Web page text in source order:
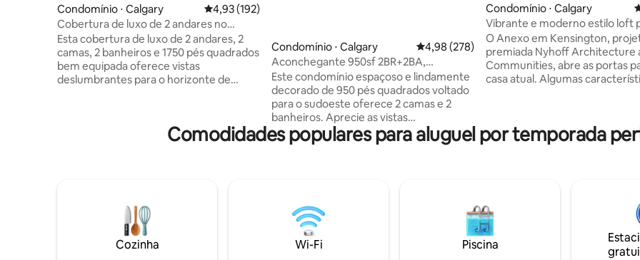
Condomínio ⋅ Calgary 4,93 de uma avaliação média de 5, 192 avaliações
4,93 (192)
Cobertura de luxo de 2 andares no
centro de Calgary
Esta cobertura de luxo de 2 andares, 2
camas, 2 banheiros e 1750 pés quadrados
bem equipada oferece vistas
deslumbrantes para o horizonte de
muito sofisticada com uma vista que tem
aquecidos, um bidê, banheira a jato e
uma varanda. 1 grande estacionamento
Condomínio ⋅ Calgary 4,98 de uma avaliação média de 5, 278
4,98 (278)
Aconchegante 950sf 2BR+2BA,
AC*Academia*Estacionamento*Cidade e
Vista da Montanha
Este condomínio espaçoso e lindamente
decorado de 950 pés quadrados voltado
para o sudoeste oferece 2 camas e 2
banheiros. Aprecie as vistas
deslumbrantes do horizonte da cidade e
das majestosas Montanhas Rochosas
panorâmicas do rio Bow, a 5 minutos do
centro da cidade e perto dos vibrantes
bairros de Kensington e Eau Claire,
conhecidos por sua excelente variedade
Condomínio ⋅ Calgary
Vibrante e moderno estilo loft
LRT
O Anexo em Kensington,
premiada Nyhoff Architecture
Communities, abre as portas
casa atual. Algumas características
comunitário, uma
em grupo e amplas áreas de
caminhos de ciclismo e
Calgary - A poucos passos de
LRT (trânsito) stati
Comodidades populares para aluguel por temporada
Cozinha Wi-Fi Piscina